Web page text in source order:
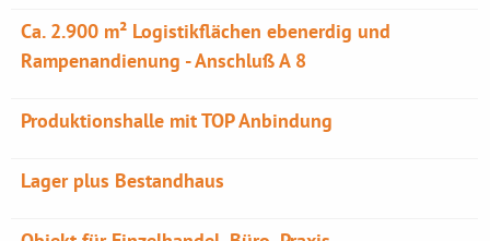
Ca. 2.900 m² Logistikflächen ebenerdig und
Rampenandienung - Anschluß A 8
Produktionshalle mit TOP Anbindung
Lager plus Bestandhaus